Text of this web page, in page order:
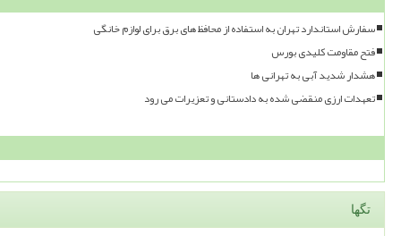
سفارش استاندارد تهران به استفاده از محافظ های برق برای لوازم خانگی
فتح مقاومت کلیدی بورس
هشدار شدید آبی به تهرانی ها
تعهدات ارزی منقضی شده به دادستانی و تعزیرات می رود
تگها